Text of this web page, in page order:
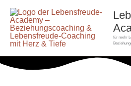
Zum
Inhalt
springen
für mehr